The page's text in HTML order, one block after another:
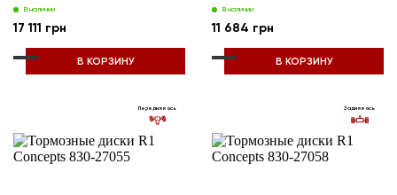
В наличии
17 111 грн
В КОРЗИНУ
В наличии
11 684 грн
В КОРЗИНУ
Передняя ось Задняя ось